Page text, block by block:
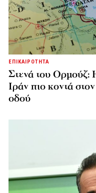
ΕΠΙΚΑΙΡΟΤΗΤΑ
Στενά του Ορμούζ:
Ιράν πιο κοντά
οδού